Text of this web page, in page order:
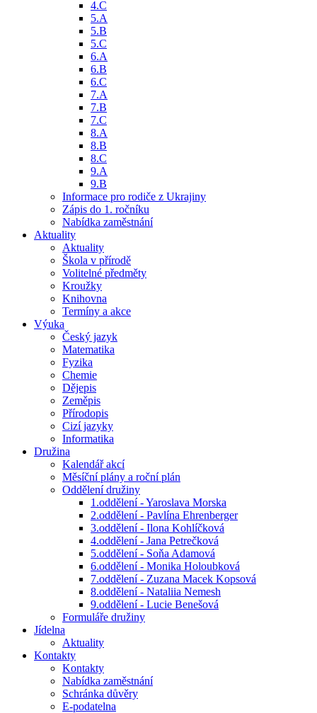
4.C
5.A
5.B
5.C
6.A
6.B
6.C
7.A
7.B
7.C
8.A
8.B
8.C
9.A
9.B
Informace pro rodiče z Ukrajiny
Zápis do 1. ročníku
Nabídka zaměstnání
Aktuality
Aktuality
Škola v přírodě
Volitelné předměty
Kroužky
Knihovna
Termíny a akce
Výuka
Český jazyk
Matematika
Fyzika
Chemie
Dějepis
Zeměpis
Přírodopis
Cizí jazyky
Informatika
Družina
Kalendář akcí
Měsíční plány a roční plán
Oddělení družiny
1.oddělení - Yaroslava Morska
2.oddělení - Pavlína Ehrenberger
3.oddělení - Ilona Kohlíčková
4.oddělení - Jana Petrečková
5.oddělení - Soňa Adamová
6.oddělení - Monika Holoubková
7.oddělení - Zuzana Macek Kopsová
8.oddělení - Nataliia Nemesh
9.oddělení - Lucie Benešová
Formuláře družiny
Jídelna
Aktuality
Kontakty
Kontakty
Nabídka zaměstnání
Schránka důvěry
E-podatelna